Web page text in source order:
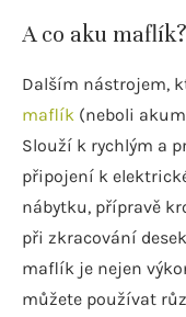
A co aku maflík?
Dalším nástrojem,
maflík (neboli
Slouží k rychlým a
připojení k
nábytku, přípravě
při zkracování
maflík je nejen
můžete používat